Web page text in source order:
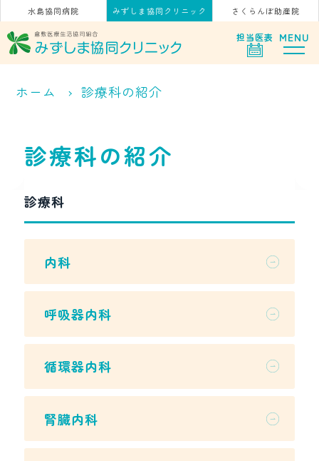
水島協同病院 みずしま協同クリニック さくらんぼ助産院
担当医表 MENU
ホーム 診療科の紹介
診療科の紹介
診療科
内科
呼吸器内科
循環器内科
腎臓内科